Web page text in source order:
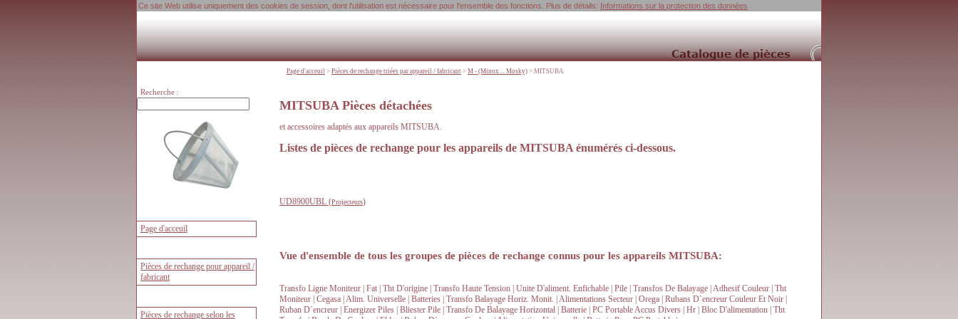
Ce site Web utilise uniquement des cookies de session, dont l'utilisation est nécessaire pour l'ensemble des fonctions. Plus de détails: Informations sur la protection des données
MITSUBA Pièces détachées
et accessoires adaptés aux appareils MITSUBA.
Listes de pièces de rechange pour les appareils de MITSUBA énumérés ci-dessous.
UD8900UBL (Projecteurs)
Vue d'ensemble de tous les groupes de pièces de rechange connus pour les appareils MITSUBA:
Transfo Ligne Moniteur | Fat | Tht D'origine | Transfo Haute Tension | Unite D'aliment. Enfichable | Pile | Transfos De Balayage | Adhesif Couleur | Tht
Moniteur | Cegasa | Alim. Universelle | Batteries | Transfo Balayage Horiz. Monit. | Alimentations Secteur | Orega | Rubans D`encreur Couleur Et Noir |
Ruban D`encreur | Energizer Piles | Bliester Pile | Transfo De Balayage Horizontal | Batterie | PC Portable Accus Divers | Hr | Bloc D'alimentation | Tht
Page d'acceuil > Pièces de rechange triées par appareil / fabricant > M - (Minox ... Mosky) > MITSUBA
Recherche :